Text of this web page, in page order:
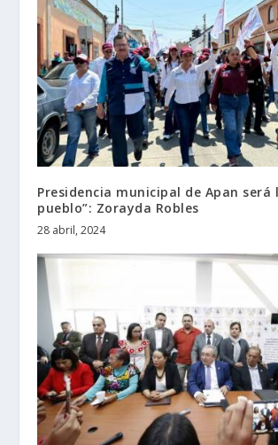
Presidencia municipal de Apan será
pueblo”: Zorayda Robles
28 abril, 2024